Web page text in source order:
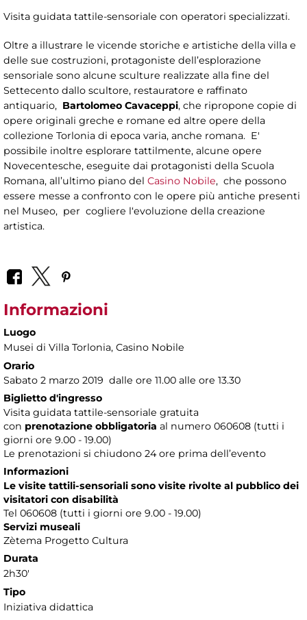
Visita guidata tattile-sensoriale con operatori specializzati.
Oltre a illustrare le vicende storiche e artistiche della villa e
delle sue costruzioni, protagoniste dell’esplorazione
sensoriale sono alcune sculture realizzate alla fine del
Settecento dallo scultore, restauratore e raffinato
antiquario, Bartolomeo Cavaceppi, che ripropone copie di
opere originali greche e romane ed altre opere della
collezione Torlonia di epoca varia, anche romana. E'
possibile inoltre esplorare tattilmente, alcune opere
Novecentesche, eseguite dai protagonisti della Scuola
Romana, all’ultimo piano del Casino Nobile, che possono
essere messe a confronto con le opere più antiche presenti
nel Museo, per cogliere l‘evoluzione della creazione
artistica.
Informazioni
Luogo
Musei di Villa Torlonia, Casino Nobile
Orario
Sabato 2 marzo 2019 dalle ore 11.00 alle ore 13.30
Biglietto d'ingresso
Visita guidata tattile-sensoriale gratuita
con prenotazione obbligatoria al numero 060608 (tutti i
giorni ore 9.00 - 19.00)
Le prenotazioni si chiudono 24 ore prima dell’evento
Informazioni
Le visite tattili-sensoriali sono visite rivolte al pubblico dei
visitatori con disabilità
Tel 060608 (tutti i giorni ore 9.00 - 19.00)
Servizi museali
Zètema Progetto Cultura
Durata
2h30'
Tipo
Iniziativa didattica